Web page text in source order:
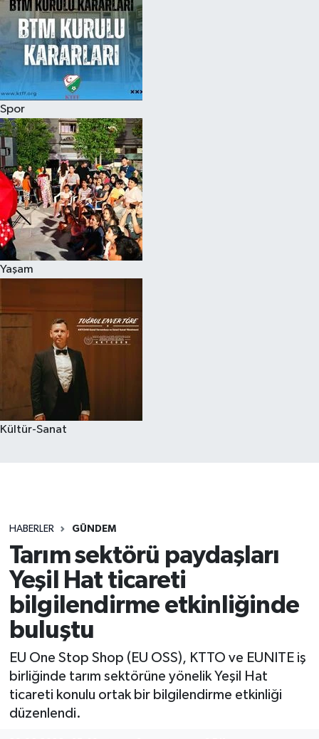
Spor
Yaşam
Kültür-Sanat
HABERLER GÜNDEM
Tarım sektörü paydaşları
Yeşil Hat ticareti
bilgilendirme etkinliğinde
buluştu
EU One Stop Shop (EU OSS), KTTO ve EUNITE iş
birliğinde tarım sektörüne yönelik Yeşil Hat
ticareti konulu ortak bir bilgilendirme etkinliği
düzenlendi.